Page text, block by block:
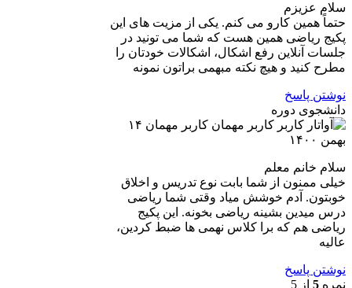
سلام عزیزم
حتماً همین کارو می کنم. یکی از مزیت های این
پکیج ریاضی همین هست که شما می تونید در
جلسات آنلاین رفع اشکال، اشکالات خودتان را
مطرح کنید و هیچ نکته مبهمی براتون نمونه
نوشتن پاسخ
دانشجوی دوره
کاربر مهمان ۱۴
بهمن ۱۴۰۰
سلام خانم معلم
خیلی ممنون از شما بابت نوع تدریس و اخلاق
خوبتون. آدم خوشش میاد وقتی شما ریاضی
درس میدین بشینه ریاضی بخونه. این پکیج
ریاضی هم که برا کلاس نهمی ها ضبط کردین،
عالیه
نوشتن پاسخ
نمره 5 از 5